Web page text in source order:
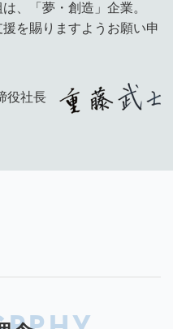
、「夢・創造」企業。
を賜りますようお願い申
役社長